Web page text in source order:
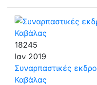
18245
Ιαν 2019
Συναρπαστικές
Καβάλας